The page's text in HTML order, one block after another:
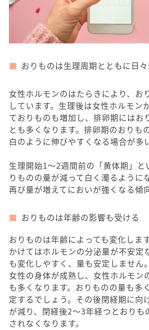
おりものは生理周期とともに日
女性ホルモンのはたらきにより、お
しています。生理後は女性ホルモン
ておりものも増加し、排卵期にはお
とも多くなります。排卵期のおりも
白のように伸びやすくなる場合が多
生理開始1～2週間前の「黄体期」と
りものの量が減って白く濁るように
再び量が増えてにおいが強くなる傾
おりものは年齢の影響も受ける
おりものは年齢によっても変化しま
かけてはホルモンの分泌量が不安定
も変化しやすく、量も安定しません
女性の身体が成熟し、女性ホルモン
も多くなります。おりものの量も多
定するでしょう。その後閉経期に向
が減り、閉経後2～3年経つとおりも
されなくなります。